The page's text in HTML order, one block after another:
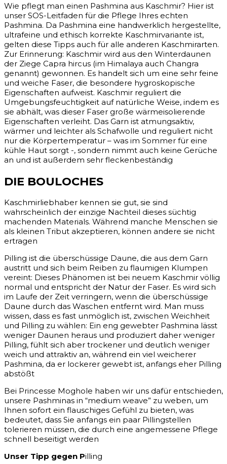
Wie pflegt man einen Pashmina aus Kaschmir? Hier ist
unser SOS-Leitfaden für die Pflege Ihres echten
Pashmina. Da Pashmina eine handwerklich hergestellte,
ultrafeine und ethisch korrekte Kaschmirvariante ist,
gelten diese Tipps auch für alle anderen Kaschmirarten.
Zur Erinnerung: Kaschmir wird aus den Winterdaunen
der Ziege Capra hircus (im Himalaya auch Changra
genannt) gewonnen. Es handelt sich um eine sehr feine
und weiche Faser, die besondere hygroskopische
Eigenschaften aufweist. Kaschmir reguliert die
Umgebungsfeuchtigkeit auf natürliche Weise, indem es
sie abhält, was dieser Faser große wärmeisolierende
Eigenschaften verleiht. Das Garn ist atmungsaktiv,
wärmer und leichter als Schafwolle und reguliert nicht
nur die Körpertemperatur – was im Sommer für eine
kühle Haut sorgt -, sondern nimmt auch keine Gerüche
an und ist außerdem sehr fleckenbeständig
DIE BOULOCHES
Kaschmirliebhaber kennen sie gut, sie sind
wahrscheinlich der einzige Nachteil dieses süchtig
machenden Materials. Während manche Menschen sie
als kleinen Tribut akzeptieren, können andere sie nicht
ertragen
Pilling ist die überschüssige Daune, die aus dem Garn
austritt und sich beim Reiben zu flaumigen Klumpen
vereint: Dieses Phänomen ist bei neuem Kaschmir völlig
normal und entspricht der Natur der Faser. Es wird sich
im Laufe der Zeit verringern, wenn die überschüssige
Daune durch das Waschen entfernt wird. Man muss
wissen, dass es fast unmöglich ist, zwischen Weichheit
und Pilling zu wählen: Ein eng gewebter Pashmina lässt
weniger Daunen heraus und produziert daher weniger
Pilling, fühlt sich aber trockener und deutlich weniger
weich und attraktiv an, während ein viel weicherer
Pashmina, da er lockerer gewebt ist, anfangs eher Pilling
abstößt
Bei Princesse Moghole haben wir uns dafür entschieden,
unsere Pashminas in “medium weave” zu weben, um
Ihnen sofort ein flauschiges Gefühl zu bieten, was
bedeutet, dass Sie anfangs ein paar Pillingstellen
tolerieren müssen, die durch eine angemessene Pflege
schnell beseitigt werden
Unser Tipp gegen Pilling